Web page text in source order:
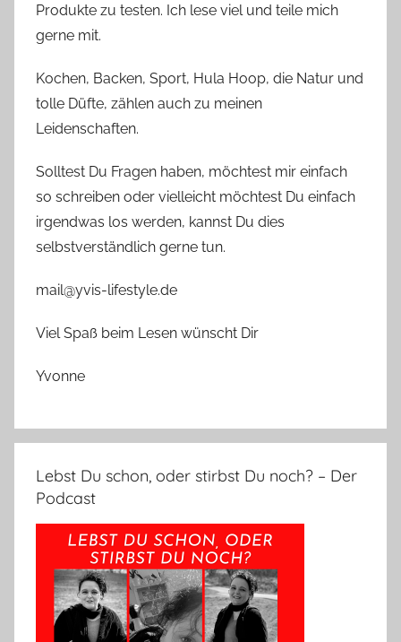
Produkte zu testen. Ich lese viel und teile mich
gerne mit.
Kochen, Backen, Sport, Hula Hoop, die Natur und
tolle Düfte, zählen auch zu meinen
Leidenschaften.
Solltest Du Fragen haben, möchtest mir einfach
so schreiben oder vielleicht möchtest Du einfach
irgendwas los werden, kannst Du dies
selbstverständlich gerne tun.
mail@yvis-lifestyle.de
Viel Spaß beim Lesen wünscht Dir
Yvonne
Lebst Du schon, oder stirbst Du noch? – Der
Podcast